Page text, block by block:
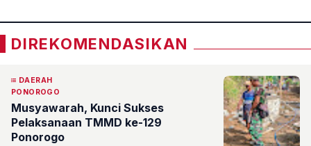
DIREKOMENDASIKAN
DAERAH
PONOROGO
Musyawarah, Kunci Sukses
Pelaksanaan TMMD ke-129
Ponorogo